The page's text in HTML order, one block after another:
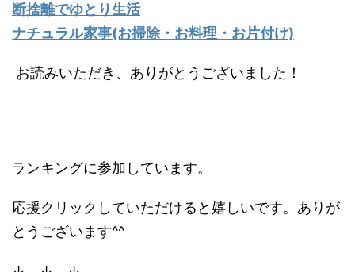
断捨離でゆとり生活
ナチュラル家事(お掃除・お料理・お片付け)
お読みいただき、ありがとうございました！
ランキングに参加しています。
応援クリックしていただけると嬉しいです。ありが
とうございます^^